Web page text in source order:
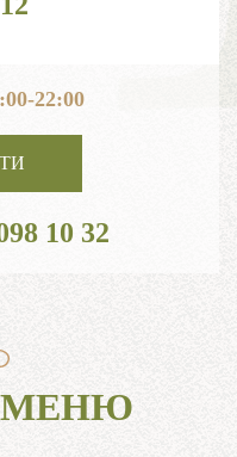
22:00
10 32
МЕНЮ